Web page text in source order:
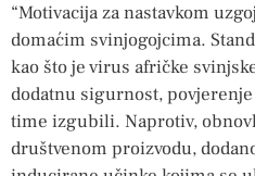
“Motivacija za nastavkom
domaćim svinjogojcima.
kao što je virus afričke
dodatnu sigurnost,
time izgubili. Naprotiv,
društvenom proizvodu,